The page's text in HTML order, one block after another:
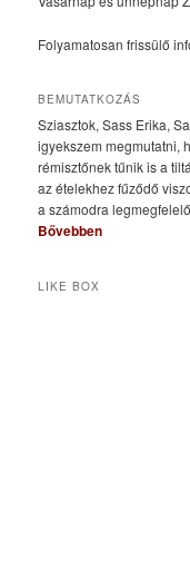
Folyamatosan frissülő
BEMUTATKOZÁS
Sziasztok, Sass Erika,
igyekszem megmutatni,
rémisztőnek tűnik is a
az ételekhez fűződő
a számodra
Bővebben
LIKE BOX